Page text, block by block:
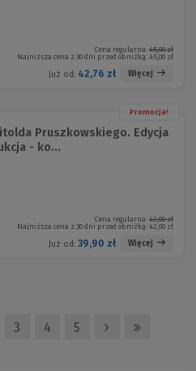
Cena regularna: 45,00 zł
Najniższa cena z 30 dni przed obniżką: 45,00 zł
Już od: 42,76 zł Więcej
Promocja!
Pruszkowskiego. Edycja
- ko...
Cena regularna: 42,00 zł
Najniższa cena z 30 dni przed obniżką: 42,00 zł
Już od: 39,90 zł Więcej
3 4 5